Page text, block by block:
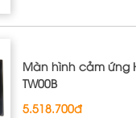
Màn hình cảm ứng
TW00B
5.518.700đ